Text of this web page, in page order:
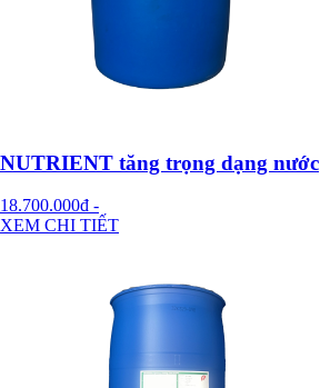
NUTRIENT tăng trọng dạng nước
18.700.000đ -
XEM CHI TIẾT